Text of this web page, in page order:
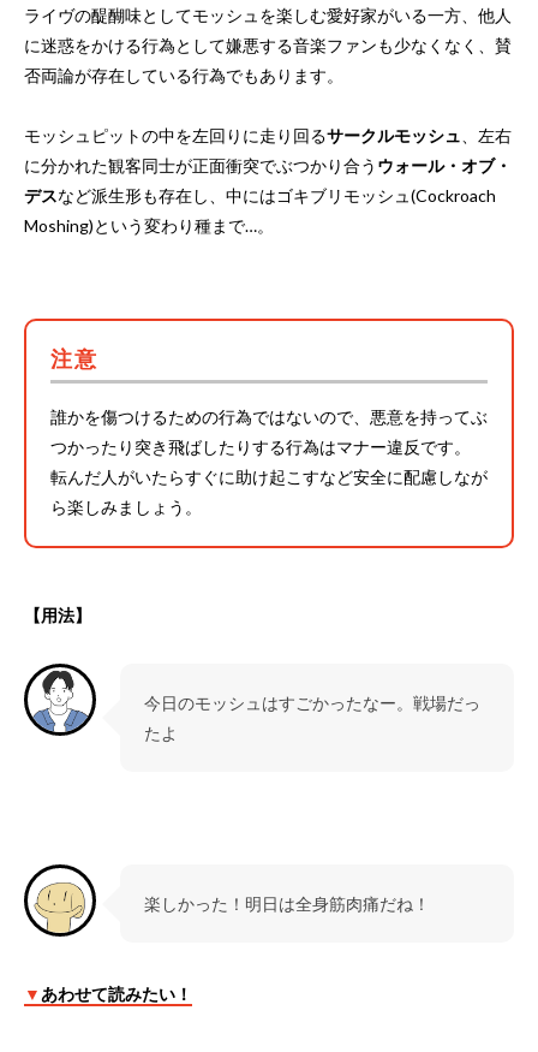
ライヴの醍醐味としてモッシュを楽しむ愛好家がいる一方、他人
に迷惑をかける行為として嫌悪する音楽ファンも少なくなく、賛
否両論が存在している行為でもあります。
モッシュピットの中を左回りに走り回るサークルモッシュ 、左右
に分かれた観客同士が正面衝突でぶつかり合う ウォール・オブ・
デスなど派生形も存在し、中にはゴキブリモッシュ(Cockroach
Moshing)という変わり種まで…。
注意
誰かを傷つけるための行為ではないので、悪意を持ってぶ
つかったり突き飛ばしたりする行為はマナー違反です。
転んだ人がいたらすぐに助け起こすなど安全に配慮しなが
ら楽しみましょう。
【用法】
今日のモッシュはすごかったなー。戦場だっ
たよ
楽しかった！明日は全身筋肉痛だね！
▼ あわせて読みたい！